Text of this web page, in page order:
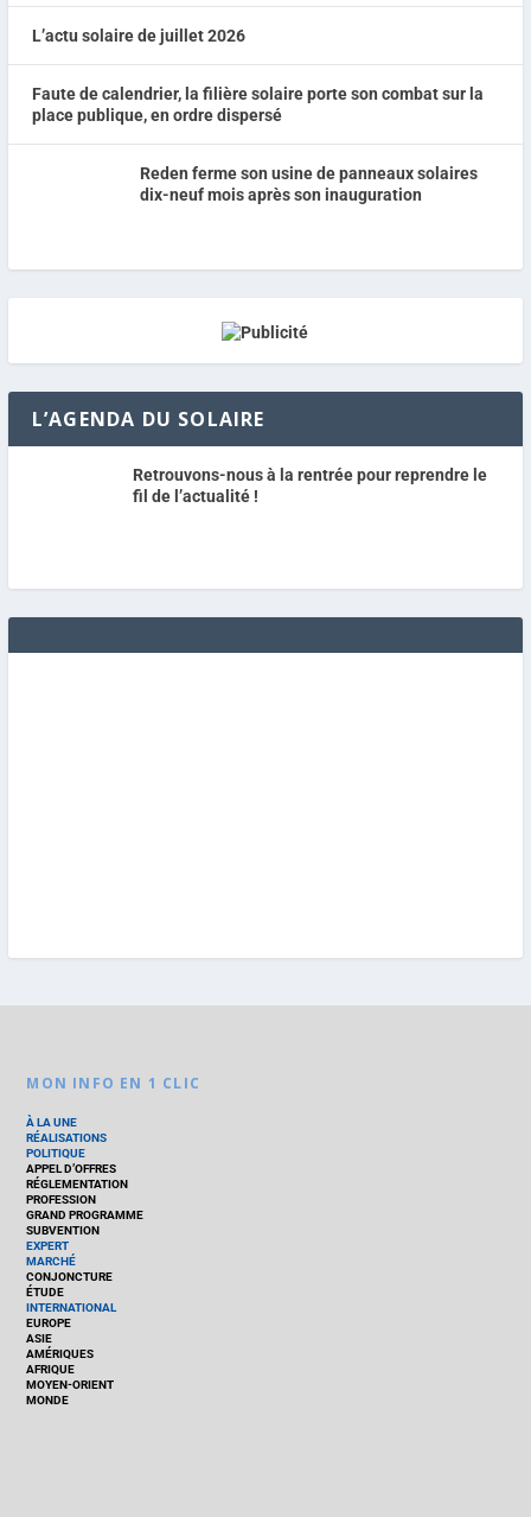
L’actu solaire de juillet 2026
Faute de calendrier, la filière solaire porte son combat sur la
place publique, en ordre dispersé
Reden ferme son usine de panneaux solaires
dix-neuf mois après son inauguration
L’AGENDA DU SOLAIRE
Retrouvons-nous à la rentrée pour reprendre le
fil de l’actualité !
MON INFO EN 1 CLIC
À LA UNE
RÉALISATIONS
POLITIQUE
APPEL D’OFFRES
RÉGLEMENTATION
PROFESSION
GRAND PROGRAMME
SUBVENTION
EXPERT
MARCHÉ
CONJONCTURE
ÉTUDE
INTERNATIONAL
EUROPE
ASIE
AMÉRIQUES
AFRIQUE
MOYEN-ORIENT
MONDE